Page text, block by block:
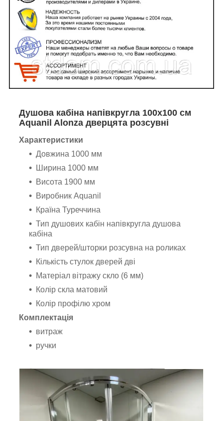
Душова кабіна напівкругла 100х100 см
Aquanil Alonza дверцята розсувні
Характеристики
Довжина 1000 мм
Ширина 1000 мм
Висота 1900 мм
Виробник Aquanil
Країна Туреччина
Тип душових кабін напівкругла душова
кабіна
Тип дверей/шторки розсувна на роликах
Кількість стулок дверей дві
Матеріал вітражу скло (6 мм)
Колір скла матовий
Колір профілю хром
Комплектація
витраж
ручки